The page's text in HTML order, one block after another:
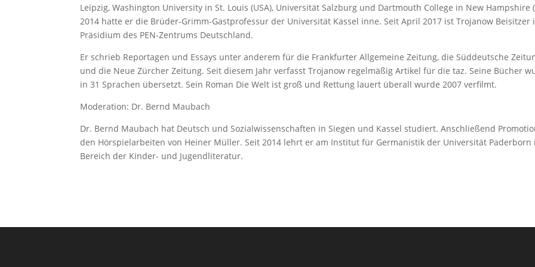
Leipzig, Washington University in St. Louis (USA), Universität Salzburg und Dartmouth College in New Hampshire
2014 hatte er die Brüder-Grimm-Gastprofessur der Universität Kassel inne. Seit April 2017 ist Trojanow Beisitzer
Präsidium des PEN-Zentrums Deutschland.
Er schrieb Reportagen und Essays unter anderem für die Frankfurter Allgemeine Zeitung, die Süddeutsche
und die Neue Zürcher Zeitung. Seit diesem Jahr verfasst Trojanow regelmäßig Artikel für die taz. Seine Bücher
in 31 Sprachen übersetzt. Sein Roman Die Welt ist groß und Rettung lauert überall wurde 2007 verfilmt.
Moderation: Dr. Bernd Maubach
Dr. Bernd Maubach hat Deutsch und Sozialwissenschaften in Siegen und Kassel studiert. Anschließend
den Hörspielarbeiten von Heiner Müller. Seit 2014 lehrt er am Institut für Germanistik der Universität Paderborn
Bereich der Kinder- und Jugendliteratur.